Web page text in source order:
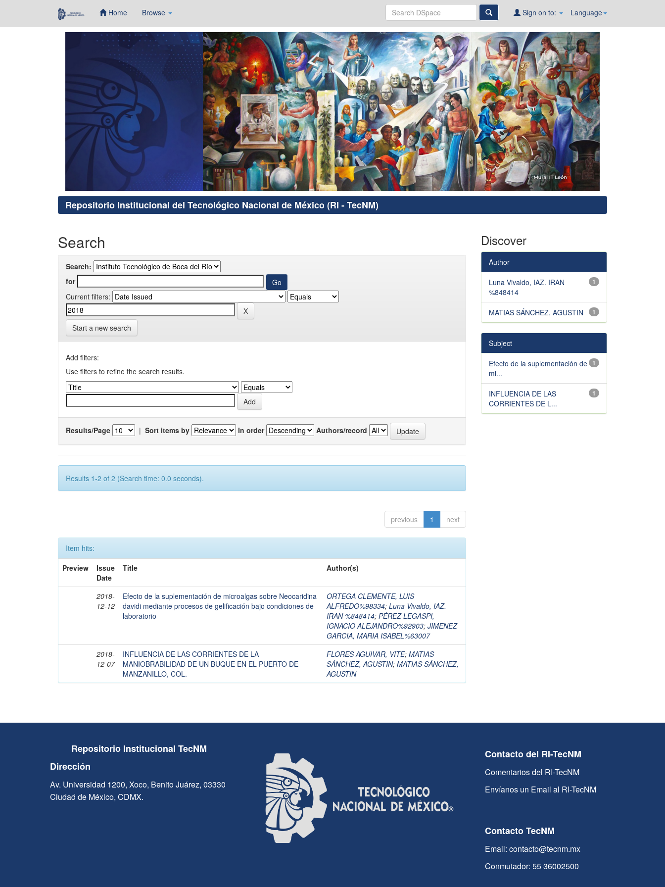
Home Browse Language
Sign on to:
Repositorio Institucional del Tecnológico Nacional de México (RI - TecNM)
Search
Search:
for
Current filters:
Start a new search
Add filters:
Use filters to refine the search results.
Results/Page | Sort items by In order Authors/record
Results 1-2 of 2 (Search time: 0.0 seconds).
previous 1 next
Item hits:
Preview
Issue
Date
Title Author(s)
2018-
12-12
Efecto de la suplementación de microalgas sobre Neocaridina
davidi mediante procesos de gelificación bajo condiciones de
laboratorio
ORTEGA CLEMENTE, LUIS
ALFREDO%98334; Luna Vivaldo, IAZ.
IRAN %848414; PÉREZ LEGASPI,
IGNACIO ALEJANDRO%92903; JIMENEZ
GARCIA, MARIA ISABEL%63007
2018-
12-07
INFLUENCIA DE LAS CORRIENTES DE LA
MANIOBRABILIDAD DE UN BUQUE EN EL PUERTO DE
MANZANILLO, COL.
FLORES AGUIVAR, VITE; MATIAS
SÁNCHEZ, AGUSTIN; MATIAS SÁNCHEZ,
AGUSTIN
Discover
Author
1
Luna Vivaldo, IAZ. IRAN
%848414
1
MATIAS SÁNCHEZ, AGUSTIN
Subject
1
Efecto de la suplementación de
mi...
1
INFLUENCIA DE LAS
CORRIENTES DE L...
Repositorio Institucional TecNM
Dirección
Av. Universidad 1200, Xoco, Benito Juárez, 03330
Ciudad de México, CDMX.
Contacto del RI-TecNM
Comentarios del RI-TecNM
Envíanos un Email al RI-TecNM
Contacto TecNM
Email: contacto@tecnm.mx
Conmutador: 55 36002500